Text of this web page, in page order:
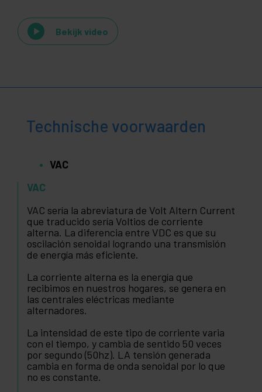
Bekijk video
Technische voorwaarden
VAC
VAC
VAC sería la abreviatura de Volt Altern Current
que traducido sería Voltios de corriente
alterna. La diferencia entre VDC es que su
oscilación senoidal logrando una transmisión
de energía más eficiente.
La corriente alterna es la energía que
recibimos en nuestros hogares, se genera en
las centrales eléctricas mediante
alternadores.
La intensidad de este tipo de corriente varia
con el tiempo, y cambia de sentido 50 veces
por segundo (50hz). LA tensión generada
cambia en forma de onda senoidal por lo que
no es constante.